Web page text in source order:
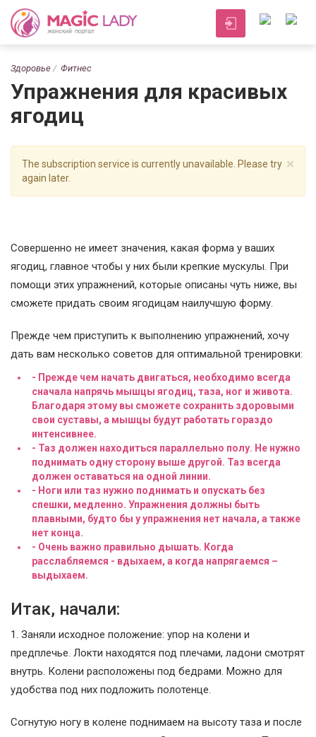
Здоровье Фитнес
Упражнения для красивых
ягодиц
×
The subscription service is currently unavailable. Please try
again later.
Совершенно не имеет значения, какая форма у ваших
ягодиц, главное чтобы у них были крепкие мускулы. При
помощи этих упражнений, которые описаны чуть ниже, вы
сможете придать своим ягодицам наилучшую форму.
Прежде чем приступить к выполнению упражнений, хочу
дать вам несколько советов для оптимальной тренировки:
- Прежде чем начать двигаться, необходимо всегда
сначала напрячь мышцы ягодиц, таза, ног и живота.
Благодаря этому вы сможете сохранить здоровыми
свои суставы, а мышцы будут работать гораздо
интенсивнее.
- Таз должен находиться параллельно полу. Не нужно
поднимать одну сторону выше другой. Таз всегда
должен оставаться на одной линии.
- Ноги или таз нужно поднимать и опускать без
спешки, медленно. Упражнения должны быть
плавными, будто бы у упражнения нет начала, а также
нет конца.
- Очень важно правильно дышать. Когда
расслабляемся - вдыхаем, а когда напрягаемся –
выдыхаем.
Итак, начали:
1. Заняли исходное положение: упор на колени и
предплечье. Локти находятся под плечами, ладони смотрят
внутрь. Колени расположены под бедрами. Можно для
удобства под них подложить полотенце.
Согнутую ногу в колене поднимаем на высоту таза и после